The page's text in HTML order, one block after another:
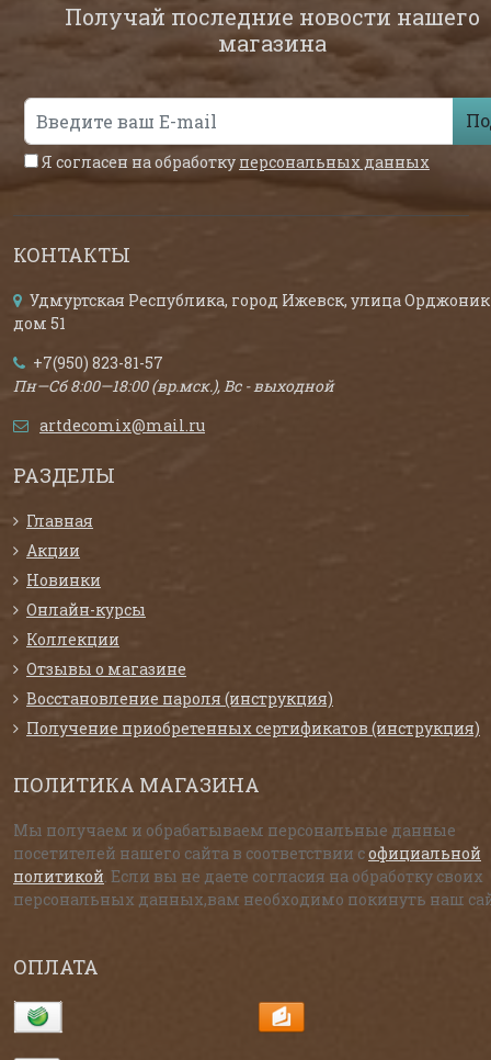
Получай последние новости нашего
магазина
Я согласен на обработку персональных данных
КОНТАКТЫ
Удмуртская Республика, город Ижевск, улица
дом 51
+7(950) 823-81-57
Пн—Сб 8:00—18:00 (вр.мск.), Вс - выходной
artdecomix@mail.ru
РАЗДЕЛЫ
Главная
Акции
Новинки
Онлайн-курсы
Коллекции
Отзывы о магазине
Восстановление пароля (инструкция)
Получение приобретенных сертификатов (инструкция)
ПОЛИТИКА МАГАЗИНА
Мы получаем и обрабатываем персональные данные
посетителей нашего сайта в соответствии софициальной
политикой . Если вы не даете согласия на обработку своих
персональных данных,вам необходимо покинуть наш
ОПЛАТА